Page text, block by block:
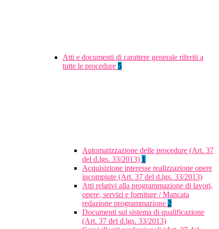
Atti e documenti di carattere generale riferiti a
tutte le procedure 5
Automatizzazione delle procedure (Art. 37
del d.lgs. 33/2013) 1
Acquisizione interesse realizzazione opere
incompiute (Art. 37 del d.lgs. 33/2013)
Atti relativi alla programmazione di lavori,
opere, servizi e forniture / Mancata
redazione programmazione 2
Documenti sul sistema di qualificazione
(Art. 37 del d.lgs. 33/2013)